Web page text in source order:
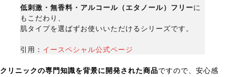
低刺激・無香料・アルコール（エタノール）フリーに
もこだわり、
肌タイプを選ばずお使いいただけるシリーズです。
引用： イースペシャル公式ページ
クリニックの専門知識を背景に開発された商品ですので、安心感